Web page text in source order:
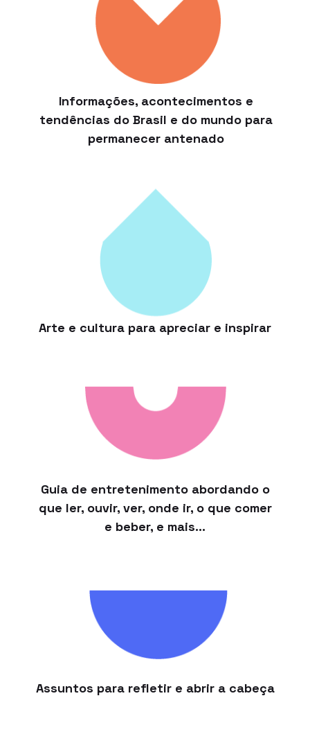
Informações, acontecimentos e
tendências do Brasil e do mundo para
permanecer antenado
Arte e cultura para apreciar e inspirar
Guia de entretenimento abordando o
que ler, ouvir, ver, onde ir, o que comer
e beber, e mais…
Assuntos para refletir e abrir a cabeça